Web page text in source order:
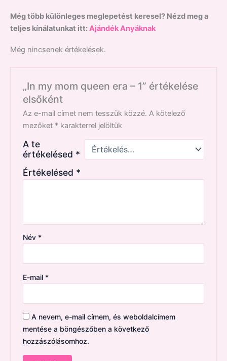
Még több különleges meglepetést keresel? Nézd meg a
teljes kínálatunkat itt:Ajándék Anyáknak
Még nincsenek értékelések.
„In my mom queen era – 1” értékelése
elsőként
Az e-mail címet nem tesszük közzé. A kötelező
mezőket * karakterrel jelöltük
A te
értékelésed *
Értékelésed *
Név *
E-mail *
A nevem, e-mail címem, és weboldalcímem
mentése a böngészőben a következő
hozzászólásomhoz.